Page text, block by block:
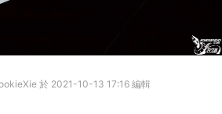
於 2021-10-13 17:16 編輯